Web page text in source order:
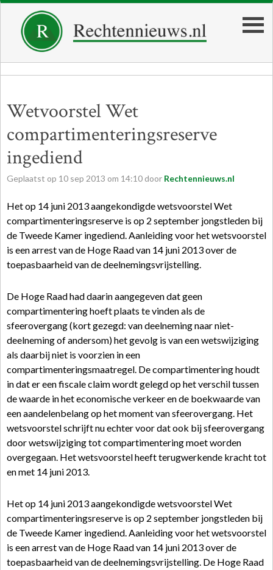
Wetvoorstel Wet
compartimenteringsreserve
ingediend
Geplaatst op 10 sep 2013 om 14:10 door Rechtennieuws.nl
Het op 14 juni 2013 aangekondigde wetsvoorstel Wet
compartimenteringsreserve is op 2 september jongstleden bij
de Tweede Kamer ingediend. Aanleiding voor het wetsvoorstel
is een arrest van de Hoge Raad van 14 juni 2013 over de
toepasbaarheid van de deelnemingsvrijstelling.
De Hoge Raad had daarin aangegeven dat geen
compartimentering hoeft plaats te vinden als de
sfeerovergang (kort gezegd: van deelneming naar niet-
deelneming of andersom) het gevolg is van een wetswijziging
als daarbij niet is voorzien in een
compartimenteringsmaatregel. De compartimentering houdt
in dat er een fiscale claim wordt gelegd op het verschil tussen
de waarde in het economische verkeer en de boekwaarde van
een aandelenbelang op het moment van sfeerovergang. Het
wetsvoorstel schrijft nu echter voor dat ook bij sfeerovergang
door wetswijziging tot compartimentering moet worden
overgegaan. Het wetsvoorstel heeft terugwerkende kracht tot
en met 14 juni 2013.
Het op 14 juni 2013 aangekondigde wetsvoorstel Wet
compartimenteringsreserve is op 2 september jongstleden bij
de Tweede Kamer ingediend. Aanleiding voor het wetsvoorstel
is een arrest van de Hoge Raad van 14 juni 2013 over de
toepasbaarheid van de deelnemingsvrijstelling. De Hoge Raad